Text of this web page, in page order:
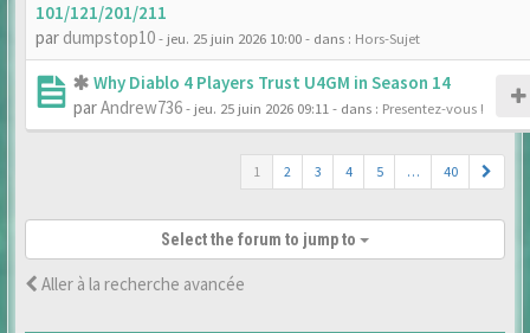
101/121/201/211
par dumpstop10- jeu. 25 juin 2026 10:00- dans : Hors-Sujet
Why Diablo 4 Players Trust U4GM in Season 14
parAndrew736- jeu. 25 juin 2026 09:11 - dans : Presentez-vous !
1 2 3 4 5 … 40
Select the forum to jump to
Aller à la recherche avancée